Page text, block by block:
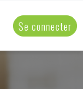
Se connecter